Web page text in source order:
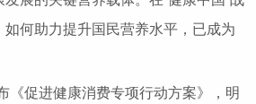
何助力提升国民营养水平，已成为
《促进健康消费专项行动方案》，明